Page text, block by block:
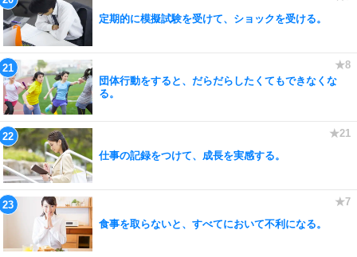
定期的に模擬試験を受けて、ショックを受ける。
団体行動をすると、だらだらしたくてもできなくな
る。
仕事の記録をつけて、成長を実感する。
食事を取らないと、すべてにおいて不利になる。